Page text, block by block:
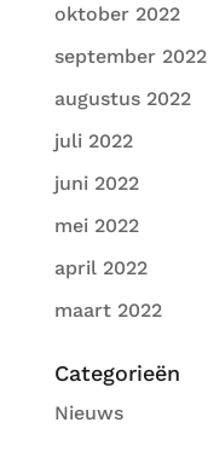
oktober 2022
september 2022
augustus 2022
juli 2022
juni 2022
mei 2022
april 2022
maart 2022
Categorieën
Nieuws